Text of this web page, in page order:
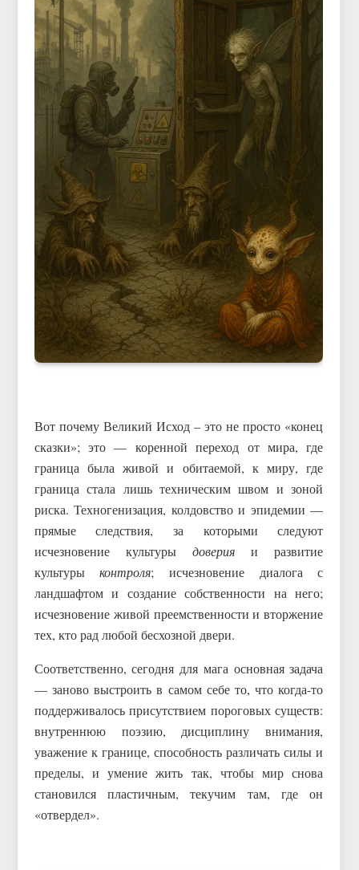
Вот почему Великий Исход – это не просто «конец
сказки»; это — коренной переход от мира, где
граница была живой и обитаемой, к миру, где
граница стала лишь техническим швом и зоной
риска. Техногенизация, колдовство и эпидемии —
прямые следствия, за которыми следуют
исчезновение культуры доверия и развитие
культурыконтроля; исчезновение диалога с
ландшафтом и создание собственности на него;
исчезновение живой преемственности и вторжение
тех, кто рад любой бесхозной двери.
Соответственно, сегодня для мага основная задача
— заново выстроить в самом себе то, что когда-то
поддерживалось присутствием пороговых существ:
внутреннюю поэзию, дисциплину внимания,
уважение к границе, способность различать силы и
пределы, и умение жить так, чтобы мир снова
становился пластичным, текучим там, где он
«отвердел».